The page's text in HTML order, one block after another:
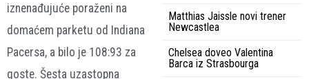
iznenađujuće poraženi na
domaćem parketu od Indiana
Pacersa, a bilo je 108:93 za
goste. Šesta uzastopna
Matthias Jaissle novi trener
Newcastlea
Chelsea doveo Valentina
Barca iz Strasbourga